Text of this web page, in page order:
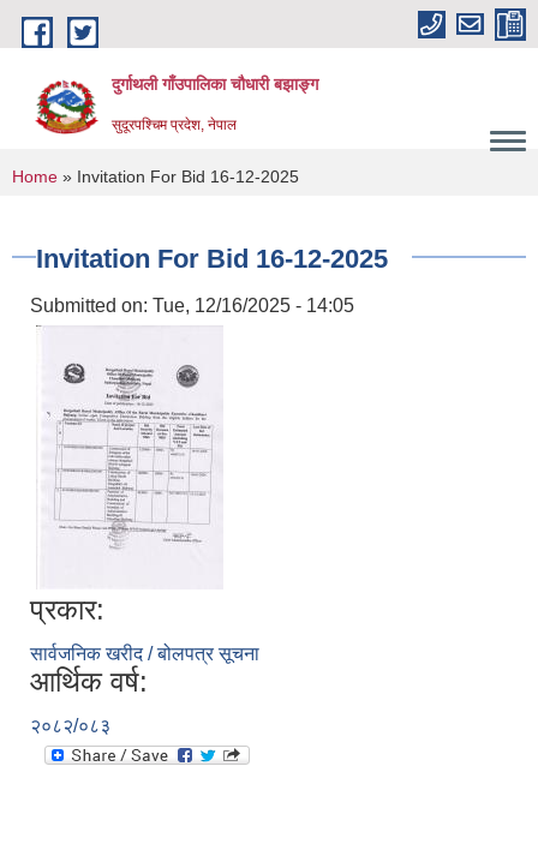
Skip to main content
दुर्गाथली गाँउपालिका चौधारी बझाङ्ग
सुदूरपश्चिम प्रदेश, नेपाल
You are here
Home » Invitation For Bid 16-12-2025
Invitation For Bid 16-12-2025
Submitted on: Tue, 12/16/2025 - 14:05
प्रकार:
सार्वजनिक खरीद / बोलपत्र सूचना
आर्थिक वर्ष:
२०८२/०८३